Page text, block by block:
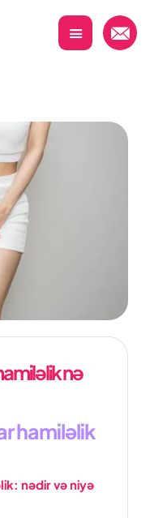
nə
hamiləlik
nədir və niyə